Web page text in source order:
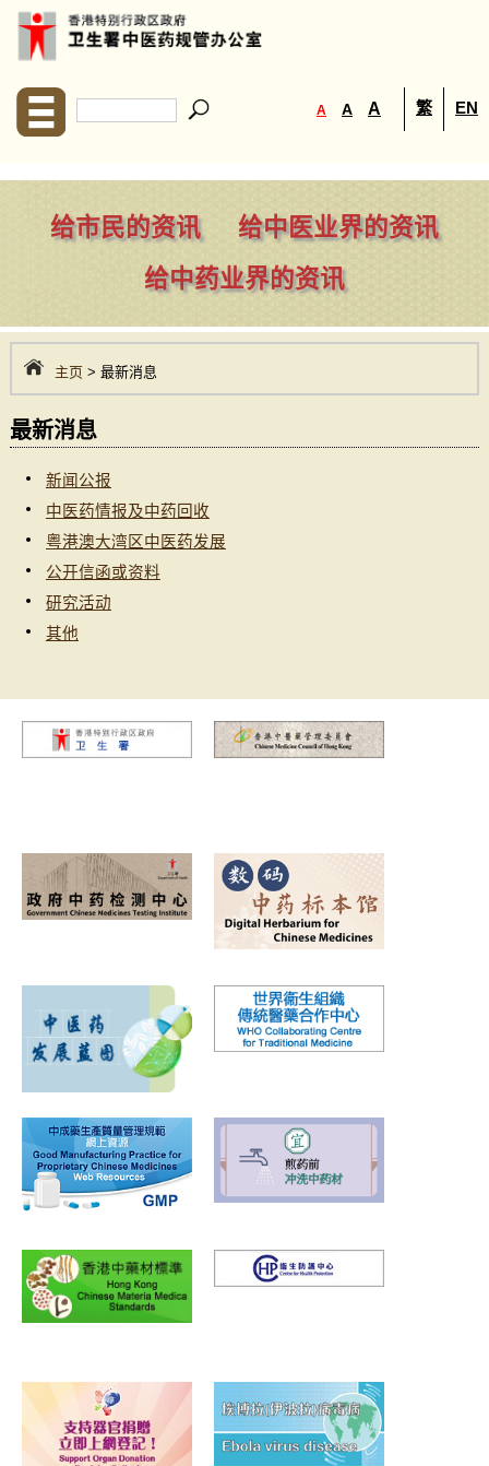
A A A 繁 EN
给市民的资讯
给中医业界的资讯
给中药业界的资讯
主页> 最新消息
最新消息
新闻公报
中医药情报及中药回收
粤港澳大湾区中医药发展
公开信函或资料
研究活动
其他